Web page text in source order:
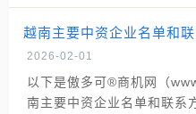
越南主要中资企业名单和
2026-02-01
以下是傲多可®商机网（
南主要中资企业名单和联